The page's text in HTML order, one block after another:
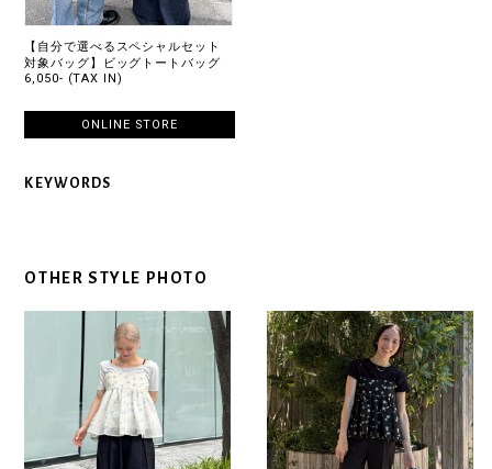
【自分で選べるスペシャルセット
対象バッグ】ビッグトートバッグ
6,050- (TAX IN)
ONLINE STORE
KEYWORDS
OTHER STYLE PHOTO